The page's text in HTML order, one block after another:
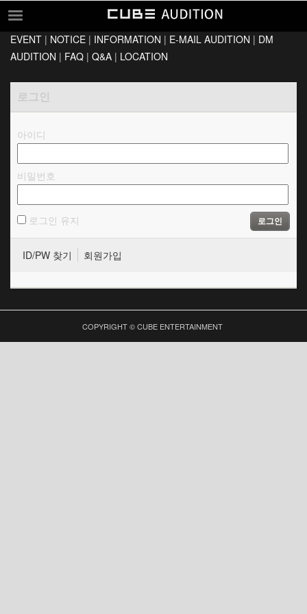
EVENT
INFORMATION
DM AUDITION
FAQ
LOCATION
EVENT | NOTICE | INFORMATION | E-MAIL AUDITION | DM
AUDITION | FAQ | Q&A | LOCATION
로그인
아이디
비밀번호
로그인 유지 로그인
ID/PW 찾기 회원가입
COPYRIGHT © CUBE ENTERTAINMENT